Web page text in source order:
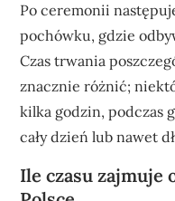
Po ceremonii
pochówku, gdzie
Czas trwania
znacznie różnić;
kilka godzin, podczas
cały dzień lub nawet
Ile czasu zajmuje